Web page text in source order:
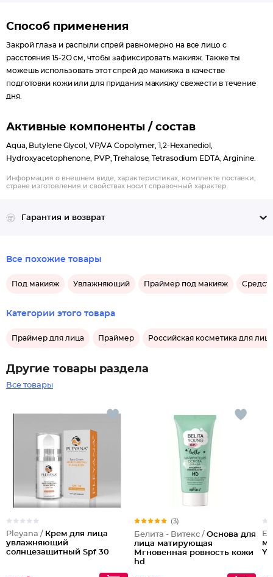
Способ применения
Закрой глаза и распыли спрей равномерно на все лицо c
расстояния 15-2О см, чтобы зафиксировать макияж. Также ты
можешь использовать этот спрей до макияжа в качестве
подготовки кожи или для придания макияжу свежести в течение
дня.
Активные компоненты / состав
Aqua, Butylene Glycol, VP/VA Copolymer, 1,2-Hexanediol,
Hydroxyacetophenone, PVP, Trehalose, Tetrasodium EDTA, Arginine.
Информация о внешнем виде, характеристиках, комплекте поставки,
стране изготовления и свойствах носит справочный характер.
Гарантия и возврат
Все похожие товары
Под макияж Увлажняющий Праймер под макияж
Категории этого товара
Праймер для лица Праймер Российская косметика для лица
Другие товары раздела
Все товары
Pleyana / Крем для лица
увлажняющий
солнцезащитный Spf 30
(3)
Белита - Витекс / Основа для
лица матирующая
Мгновенная ровность кожи
hd